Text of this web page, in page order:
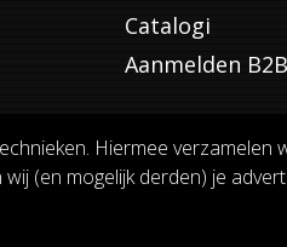
Hiermee verzamelen
(en mogelijk derden) je
Catalogi
Aanmelden B2B